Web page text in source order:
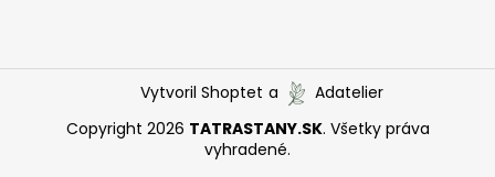
Vytvoril Shoptet a
Adatelier
Copyright 2026 TATRASTANY.SK. Všetky práva
vyhradené.